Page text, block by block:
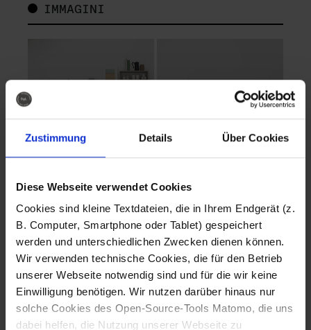
Zustimmung Details Über Cookies
Diese Webseite verwendet Cookies
Cookies sind kleine Textdateien, die in Ihrem Endgerät (z.
B. Computer, Smartphone oder Tablet) gespeichert
werden und unterschiedlichen Zwecken dienen können.
Wir verwenden technische Cookies, die für den Betrieb
unserer Webseite notwendig sind und für die wir keine
Einwilligung benötigen. Wir nutzen darüber hinaus nur
solche Cookies des Open-Source-Tools Matomo, die uns
dabei helfen, die Nutzung unserer Webseite zu
IMMAGINI
Fotografo: Lorenz
Sternbach
Download
Fotografo: Lorenz
Sternbach
Download